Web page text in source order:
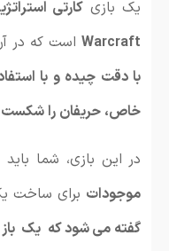
یک بازی کارتی
Warcraftاست که در
با دقت چیده و با
خاص، حریفان را
در این بازی، شما باید
موجودات برای ساخت
گفته می‌شود که یک